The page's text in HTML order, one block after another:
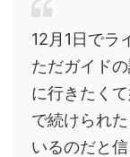
12月1日でラ
ただガイド
に行きたく
で続けられ
いるのだと